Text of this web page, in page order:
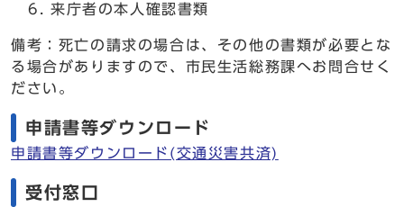
来庁者の本人確認書類
備考：死亡の請求の場合は、その他の書類が必要とな
る場合がありますので、市民生活総務課へお問合せく
ださい。
申請書等ダウンロード
申請書等ダウンロード(交通災害共済)
受付窓口